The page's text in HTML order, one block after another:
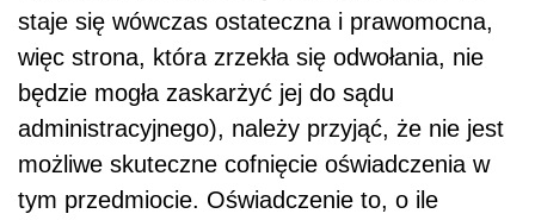
staje się wówczas ostateczna i prawomocna,
więc strona, która zrzekła się odwołania, nie
będzie mogła zaskarżyć jej do sądu
administracyjnego), należy przyjąć, że nie jest
możliwe skuteczne cofnięcie oświadczenia w
tym przedmiocie. Oświadczenie to, o ile